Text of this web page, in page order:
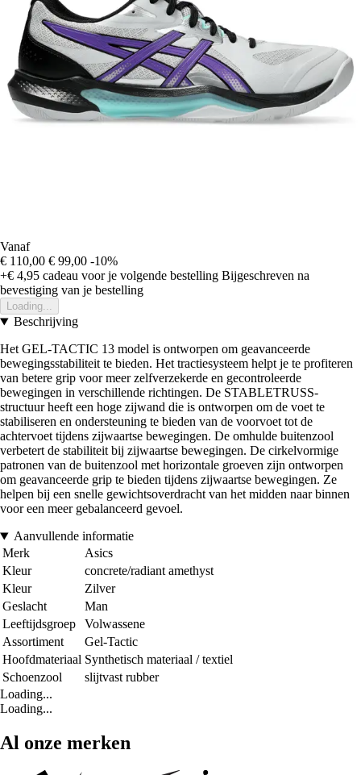
Vanaf
€ 110,00 € 99,00 -10%
+€ 4,95 cadeau voor je volgende bestelling Bijgeschreven na
bevestiging van je bestelling
Loading...
Beschrijving
Het GEL-TACTIC 13 model is ontworpen om geavanceerde
bewegingsstabiliteit te bieden. Het tractiesysteem helpt je te profiteren
van betere grip voor meer zelfverzekerde en gecontroleerde
bewegingen in verschillende richtingen. De STABLETRUSS-
structuur heeft een hoge zijwand die is ontworpen om de voet te
stabiliseren en ondersteuning te bieden van de voorvoet tot de
achtervoet tijdens zijwaartse bewegingen. De omhulde buitenzool
verbetert de stabiliteit bij zijwaartse bewegingen. De cirkelvormige
patronen van de buitenzool met horizontale groeven zijn ontworpen
om geavanceerde grip te bieden tijdens zijwaartse bewegingen. Ze
helpen bij een snelle gewichtsoverdracht van het midden naar binnen
voor een meer gebalanceerd gevoel.
Aanvullende informatie
Merk
Asics
Kleur
concrete/radiant amethyst
Kleur
Zilver
Geslacht
Man
Leeftijdsgroep
Volwassene
Assortiment
Gel-Tactic
Hoofdmateriaal Synthetisch materiaal / textiel
Schoenzool
slijtvast rubber
Loading...
Loading...
Al onze merken